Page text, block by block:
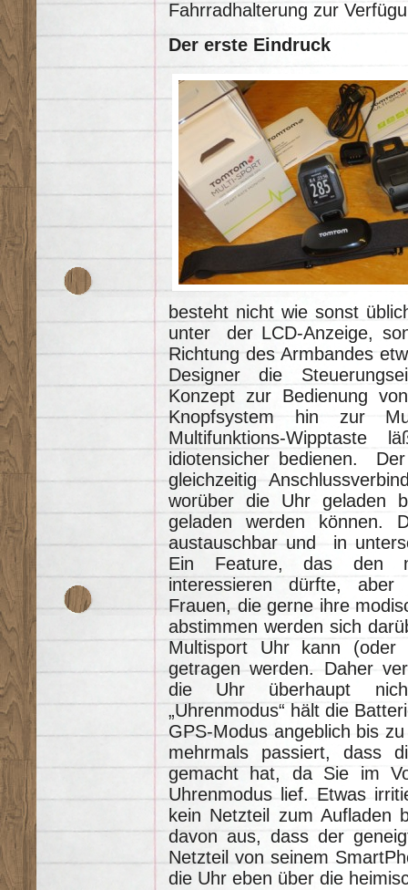
Fahrradhalterung zur
Der erste Eindruck
besteht nicht wie sonst
unter der LCD-Anzeige,
Richtung des Armbandes
Designer die
Konzept zur Bedienung
Knopfsystem hin zur
Multifunktions-
idiotensicher bedienen.
gleichzeitig
worüber die Uhr geladen
geladen werden können.
austauschbar und in
Ein Feature, das den
interessieren dürfte,
Frauen, die gerne ihre
abstimmen werden sich
Multisport Uhr kann (oder
getragen werden. Daher
die Uhr überhaupt
„Uhrenmodus“ hält die
GPS-Modus angeblich bis
mehrmals passiert, dass
gemacht hat, da Sie im
Uhrenmodus lief. Etwas
kein Netzteil zum
davon aus, dass der
Netzteil von seinem
die Uhr eben über die